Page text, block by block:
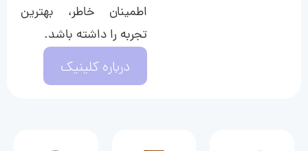
اطمینان خاطر، بهترین
تجربه را داشته باشد.
درباره کلینیک